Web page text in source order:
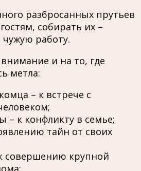
разбросанных прутьев
собирать их –
работу.
и на то, где
метла:
– к встрече с
– к конфликту в семье;
тайн от своих
совершению крупной